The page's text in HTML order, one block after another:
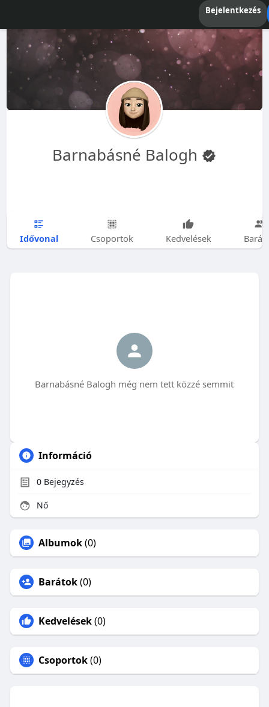
Bejelentkezés
Barnabásné Balogh
Idővonal Csoportok Kedvelések
Barnabásné Balogh még nem tett közzé semmit
Információ
0Bejegyzés
Nő
Albumok(0)
Barátok(0)
Kedvelések(0)
Csoportok(0)